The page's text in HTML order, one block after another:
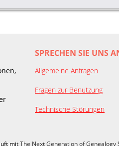
SPRECHEN SIE UNS
Allgemeine Anfragen
Fragen zur Benutzung
Technische Störungen
mitThe Next Generation of Genealogy